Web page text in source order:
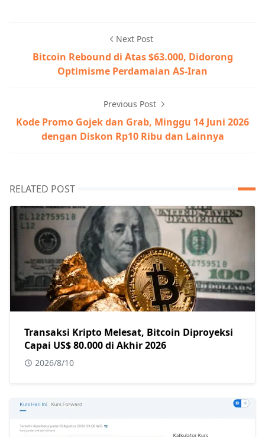
Next Post
Bitcoin Rebound di Atas $63.000, Didorong
Optimisme Perdamaian AS-Iran
Previous Post
Kode Promo Gojek dan Grab, Minggu 14 Juni 2026
dengan Diskon Rp10 Ribu dan Lainnya
RELATED POST
Transaksi Kripto Melesat, Bitcoin Diproyeksi
Capai US$ 80.000 di Akhir 2026
2026/8/10